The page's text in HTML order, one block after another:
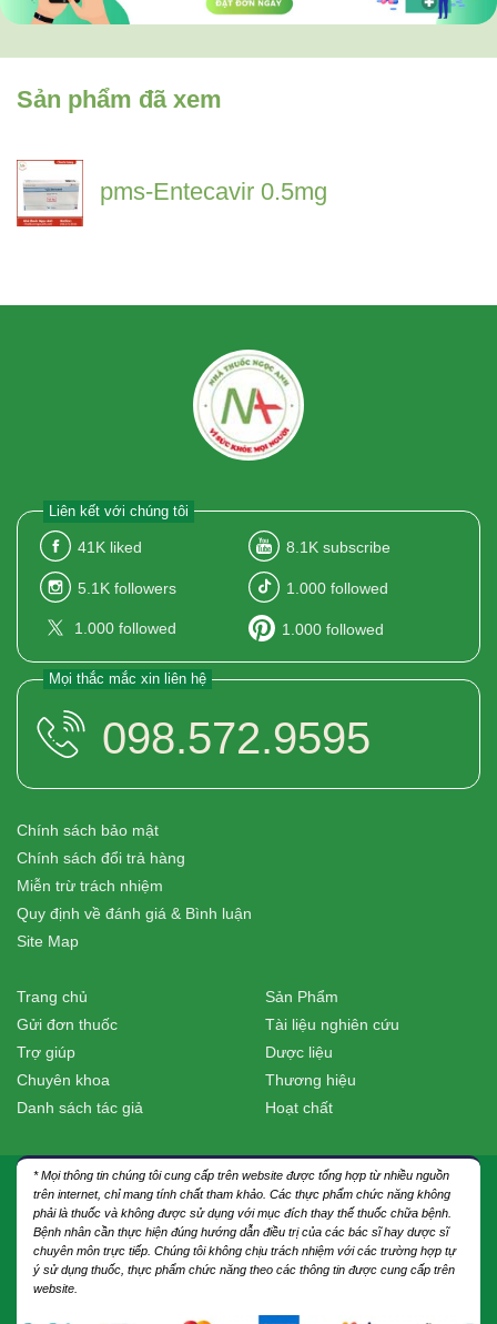
Sản phẩm đã xem
pms-Entecavir 0.5mg
Liên kết với chúng tôi
41K liked 8.1K subscribe
5.1K followers 1.000 followed
1.000 followed 1.000 followed
Mọi thắc mắc xin liên hệ
098.572.9595
Chính sách bảo mật
Chính sách đổi trả hàng
Miễn trừ trách nhiệm
Quy định về đánh giá & Bình luận
Site Map
Trang chủ
Gửi đơn thuốc
Trợ giúp
Chuyên khoa
Danh sách tác giả
Sản Phẩm
Tài liệu nghiên cứu
Dược liệu
Thương hiệu
Hoạt chất
* Mọi thông tin chúng tôi cung cấp trên website được tổng hợp từ nhiều nguồn
trên internet, chỉ mang tính chất tham khảo. Các thực phẩm chức năng không
phải là thuốc và không được sử dụng với mục đích thay thế thuốc chữa bệnh.
Bệnh nhân cần thực hiện đúng hướng dẫn điều trị của các bác sĩ hay dược sĩ
chuyên môn trực tiếp. Chúng tôi không chịu trách nhiệm với các trường hợp tự
ý sử dụng thuốc, thực phẩm chức năng theo các thông tin được cung cấp trên
website.